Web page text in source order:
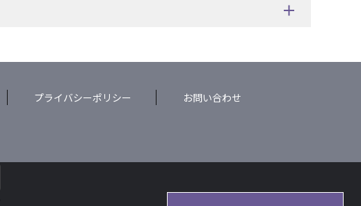
プライバシーポリシー お問い合わせ